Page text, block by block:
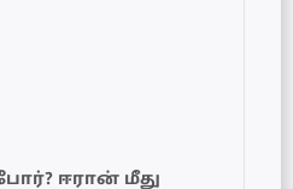
ஈரான் மீது